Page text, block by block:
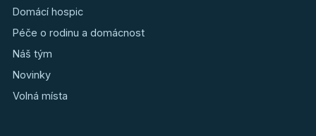
Domácí hospic
Péče o rodinu a domácnost
Náš tým
Novinky
Volná místa